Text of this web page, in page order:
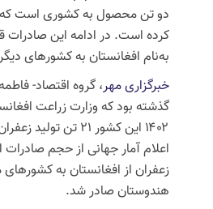
دو تن محصول به کشوری است که
کرده است. در ادامه این صادرات
به‌نام افغانستان به کشورهای
خبرگزاری مهر، گروه اقتصاد-
گذشته بود که وزارت زراعت
۱۴۰۲ این کشور ۲۱ تن
زعفران از افغانستان به
هندوستان صادر شد.